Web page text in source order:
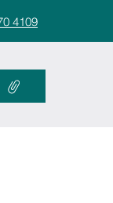
4109